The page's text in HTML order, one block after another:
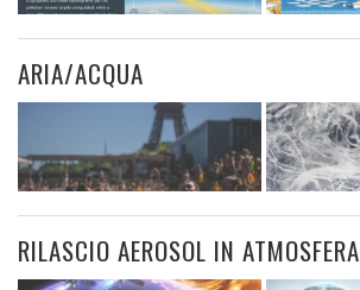
ARIA/ACQUA
RILASCIO AEROSOL IN ATMOSFERA